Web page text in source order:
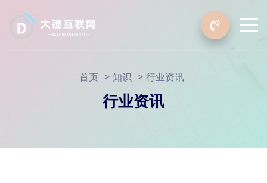
首页 > 知识 > 行业资讯
行业资讯